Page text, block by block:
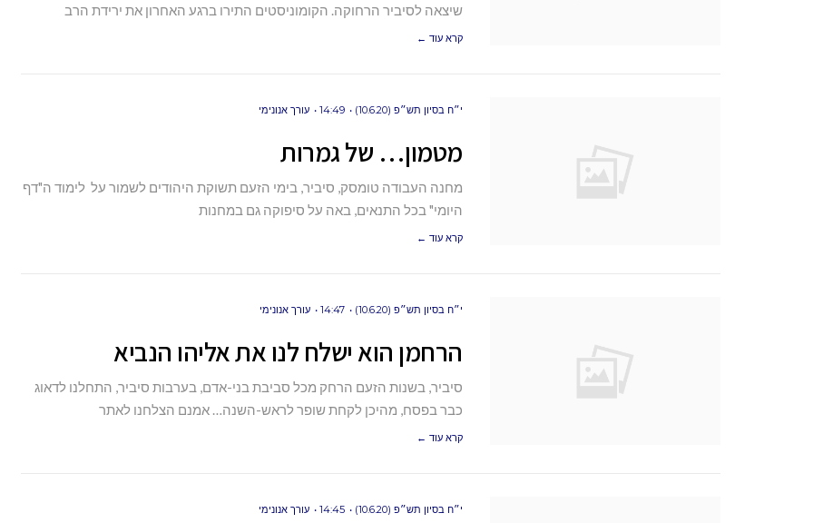
שיצאה לסיביר הרחוקה. הקומוניסטים התירו ברגע האחרון את ירידת הרב
קרא עוד ←
י״ח בסיון תש״פ (10.6.20) 14:49 עורך אנונימי
מטמון… של גמרות
מחנה העבודה טומסק, סיביר, בימי הזעם תשוקת היהודים לשמור על לימוד ה"דף
היומי" בכל התנאים, באה על סיפוקה גם במחנות
קרא עוד ←
י״ח בסיון תש״פ (10.6.20) 14:47 עורך אנונימי
הרחמן הוא ישלח לנו את אליהו הנביא
סיביר, בשנות הזעם הרחק מכל סביבת בני-אדם, בערבות סיביר, התחלנו לדאוג
כבר בפסח, מהיכן לקחת שופר לראש-השנה… אמנם הצלחנו לאתר
קרא עוד ←
י״ח בסיון תש״פ (10.6.20) 14:45 עורך אנונימי